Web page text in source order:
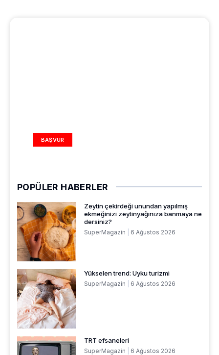
BAŞVUR
POPÜLER HABERLER
Zeytin çekirdeği unundan yapılmış
ekmeğinizi zeytinyağınıza banmaya ne
dersiniz?
SuperMagazin 6 Ağustos 2026
Yükselen trend: Uyku turizmi
SuperMagazin 6 Ağustos 2026
TRT efsaneleri
SuperMagazin 6 Ağustos 2026